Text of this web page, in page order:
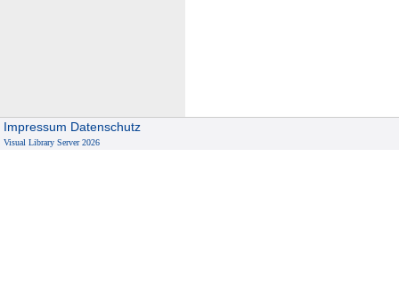
Impressum Datenschutz
Visual Library Server 2026